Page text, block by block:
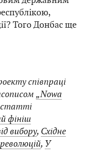
Того Донбас ще
співпраці
„Nowa
статті
фініш
вибору, Східне
, У